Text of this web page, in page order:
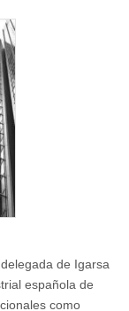
de Igarsa
española de
como